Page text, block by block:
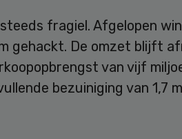
fragiel. Afgelopen
gehackt. De omzet blijft
van vijf
bezuiniging van 1,7